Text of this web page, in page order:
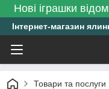
Нові іграшки
Інтернет-магазин
Товари та послуги